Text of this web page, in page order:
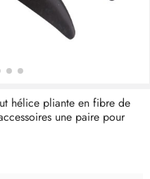
hélice pliante en fibre de
une paire pour